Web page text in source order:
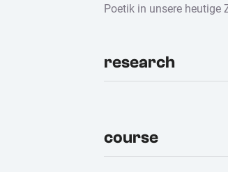
Poetik in unsere heutige
research
course